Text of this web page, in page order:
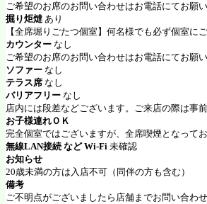
ご希望のお席のお問い合わせはお電話にてお願い
掘り炬燵 あり
【全席堀りごたつ個室】何名様でも必ず個室に
カウンター なし
ご希望のお席のお問い合わせはお電話にてお願い
ソファー なし
テラス席 なし
バリアフリー なし
店内には段差などございます。ご来店の際は事
お子様連れＯＫ
完全個室ではございますが、全席喫煙となって
無線LAN接続 など Wi-Fi 未確認
お知らせ
20歳未満の方は入店不可（同伴の方も含む）
備考
ご不明点がございましたら店舗までお問い合わ